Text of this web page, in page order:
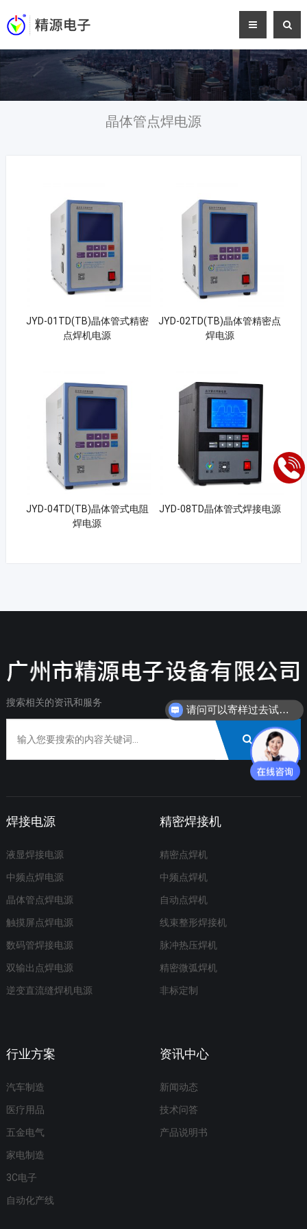
晶体管点焊电源
JYD-01TD(TB)晶体管式精密
点焊机电源
JYD-02TD(TB)晶体管精密点
焊电源
JYD-04TD(TB)晶体管式电阻
焊电源
JYD-08TD晶体管式焊接电源
搜索相关的资讯和服务
搜索
焊接电源
液显焊接电源
中频点焊电源
晶体管点焊电源
触摸屏点焊电源
数码管焊接电源
双输出点焊电源
逆变直流缝焊机电源
精密焊接机
精密点焊机
中频点焊机
自动点焊机
线束整形焊接机
脉冲热压焊机
精密微弧焊机
非标定制
行业方案
汽车制造
医疗用品
五金电气
家电制造
3C电子
自动化产线
资讯中心
新闻动态
技术问答
产品说明书
请问可以寄样过去试焊吗？